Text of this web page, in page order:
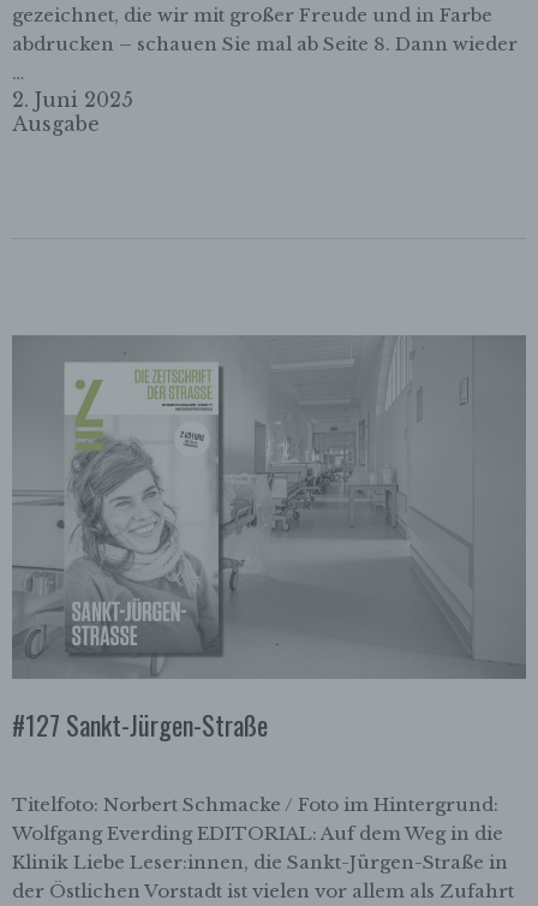
gezeichnet, die wir mit großer Freude und in Farbe
abdrucken – schauen Sie mal ab Seite 8. Dann wieder
…
2. Juni 2025
Ausgabe
#127 Sankt-Jürgen-Straße
Titelfoto: Norbert Schmacke / Foto im Hintergrund:
Wolfgang Everding EDITORIAL: Auf dem Weg in die
Klinik Liebe Leser:innen, die Sankt-Jürgen-Straße in
der Östlichen Vorstadt ist vielen vor allem als Zufahrt
Durch den Einsatz von Cookies kann den Nutzern
dieser Internetseite nutzerfreundlichere Services
möglich wären.
Cookies verwendet, muss beispielsweise nicht bei
jedem Besuch der Internetseite erneut seine
Zugangsdaten eingeben, weil dies von der
Internetseite und dem auf dem Computersystem
des Benutzers abgelegten Cookie übernommen
wird. Ein weiteres Beispiel ist das Cookie eines
Warenkorbes im Online-Shop. Der Online-Shop
merkt sich die Artikel, die ein Kunde in den
virtuellen Warenkorb gelegt hat, über ein Cookie.
Die betroffene Person kann die Setzung von
Cookies durch unsere Internetseite jederzeit
mittels einer entsprechenden Einstellung des
genutzten Internetbrowsers verhindern und damit
widersprechen. Ferner können bereits gesetzte
Cookies jederzeit über einen Internetbrowser oder
Deaktiviert die betroffene Person die Setzung von
Cookies in dem genutzten Internetbrowser, sind
unter Umständen nicht alle Funktionen unserer
Internetseite vollumfänglich nutzbar.